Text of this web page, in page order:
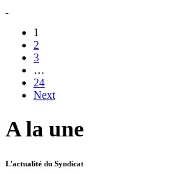
1
2
3
…
24
Next
A la une
L'actualité du Syndicat